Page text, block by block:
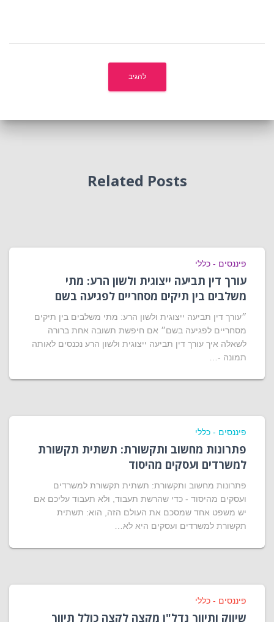
Related Posts
פיננסים - כללי
עורך דין תביעה ייצוגית ולשון הרע: מתי
משלבים בין תיקים מסחריים לפגיעה בשם
״עורך דין תביעה ייצוגית ולשון הרע: מתי משלבים בין תיקים
מסחריים לפגיעה בשם״ אם חיפשת תשובה אחת ברורה
לשאלה איך עורך דין תביעה ייצוגית ולשון הרע נכנסים לאותה
תמונה -…
פיננסים - כללי
פתרונות מחשוב ותקשורת: תשתית תקשורת
למשרדים ועסקים מהיסוד
פתרונות מחשוב ותקשורת: תשתית תקשורת למשרדים
ועסקים מהיסוד - כדי שהרשת תעבוד, ולא תעבוד עליכם אם
יש משפט אחד שמסכם את העולם הזה, הוא: תשתית
תקשורת למשרדים ועסקים היא לא…
פיננסים - כללי
שיווק ותיווך נדל"ן מקצה לקצה כולל תיווך